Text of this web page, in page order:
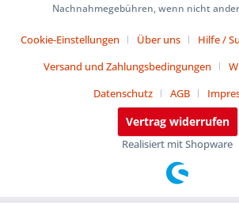
Nachnahmegebühren, wenn nicht
Cookie-Einstellungen Über uns Hilfe /
Versand und Zahlungsbedingungen
Datenschutz
AGB
Vertrag widerrufen
Realisiert mit Shopware